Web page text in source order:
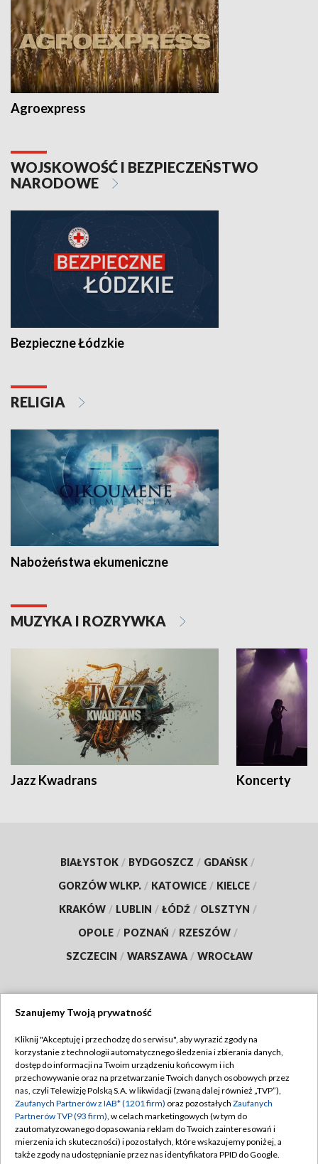
Agroexpress
WOJSKOWOŚĆ I BEZPIECZEŃSTWO
NARODOWE
Bezpieczne Łódzkie
RELIGIA
Nabożeństwa ekumeniczne
MUZYKA I ROZRYWKA
Jazz Kwadrans Koncerty
BIAŁYSTOK / BYDGOSZCZ / GDAŃSK /
GORZÓW WLKP. / KATOWICE / KIELCE /
KRAKÓW / LUBLIN / ŁÓDŹ / OLSZTYN /
OPOLE / POZNAŃ / RZESZÓW /
SZCZECIN / WARSZAWA / WROCŁAW
TVP
Abonament TVP
Emisja w TVP
Centrum informacji TVP
Naziemna Telewizja Cyfrowa
Regulamin TVP
Polityka prywatności
Moje zgody
Pomoc
Szanujemy Twoją prywatność
Kliknij "Akceptuję i przechodzę do serwisu", aby wyrazić zgody na
korzystanie z technologii automatycznego śledzenia i zbierania danych,
dostęp do informacji na Twoim urządzeniu końcowym i ich
przechowywanie oraz na przetwarzanie Twoich danych osobowych przez
nas, czyli Telewizję Polską S.A. w likwidacji (zwaną dalej również „TVP”),
Zaufanych Partnerów z IAB* (1201 firm) oraz pozostałych Zaufanych
Partnerów TVP (93 firm), w celach marketingowych (w tym do
zautomatyzowanego dopasowania reklam do Twoich zainteresowań i
mierzenia ich skuteczności) i pozostałych, które wskazujemy poniżej, a
także zgody na udostępnianie przez nas identyfikatora PPID do Google.